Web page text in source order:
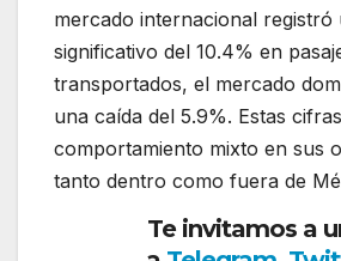
mercado internacional registró
significativo del 10.4% en
transportados, el mercado
una caída del 5.9%. Estas
comportamiento mixto en sus
tanto dentro como fuera de
Te invitamos a